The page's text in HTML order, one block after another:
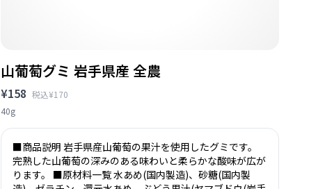
山葡萄グミ 岩手県産 全農
¥158 税込¥170
40g
■商品説明 岩手県産山葡萄の果汁を使用したグミです。
完熟した山葡萄の深みのある味わいと柔らかな酸味が広が
ります。 ■原材料一覧 水あめ(国内製造)、砂糖(国内製